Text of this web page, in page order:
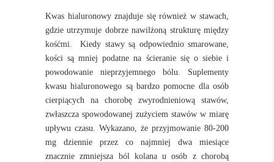
Kwas hialuronowy znajduje się również w stawach,
gdzie utrzymuje dobrze nawilżoną strukturę między
kośćmi.
Kiedy stawy są odpowiednio smarowane,
kości są mniej podatne na ścieranie się o siebie i
powodowanie nieprzyjemnego bólu. Suplementy
kwasu hialuronowego są bardzo pomocne dla osób
cierpiących na chorobę zwyrodnieniową stawów,
zwłaszcza spowodowanej zużyciem stawów w miarę
upływu czasu. Wykazano, że przyjmowanie 80-200
mg dziennie przez co najmniej dwa miesiące
znacznie zmniejsza ból kolana u osób z chorobą